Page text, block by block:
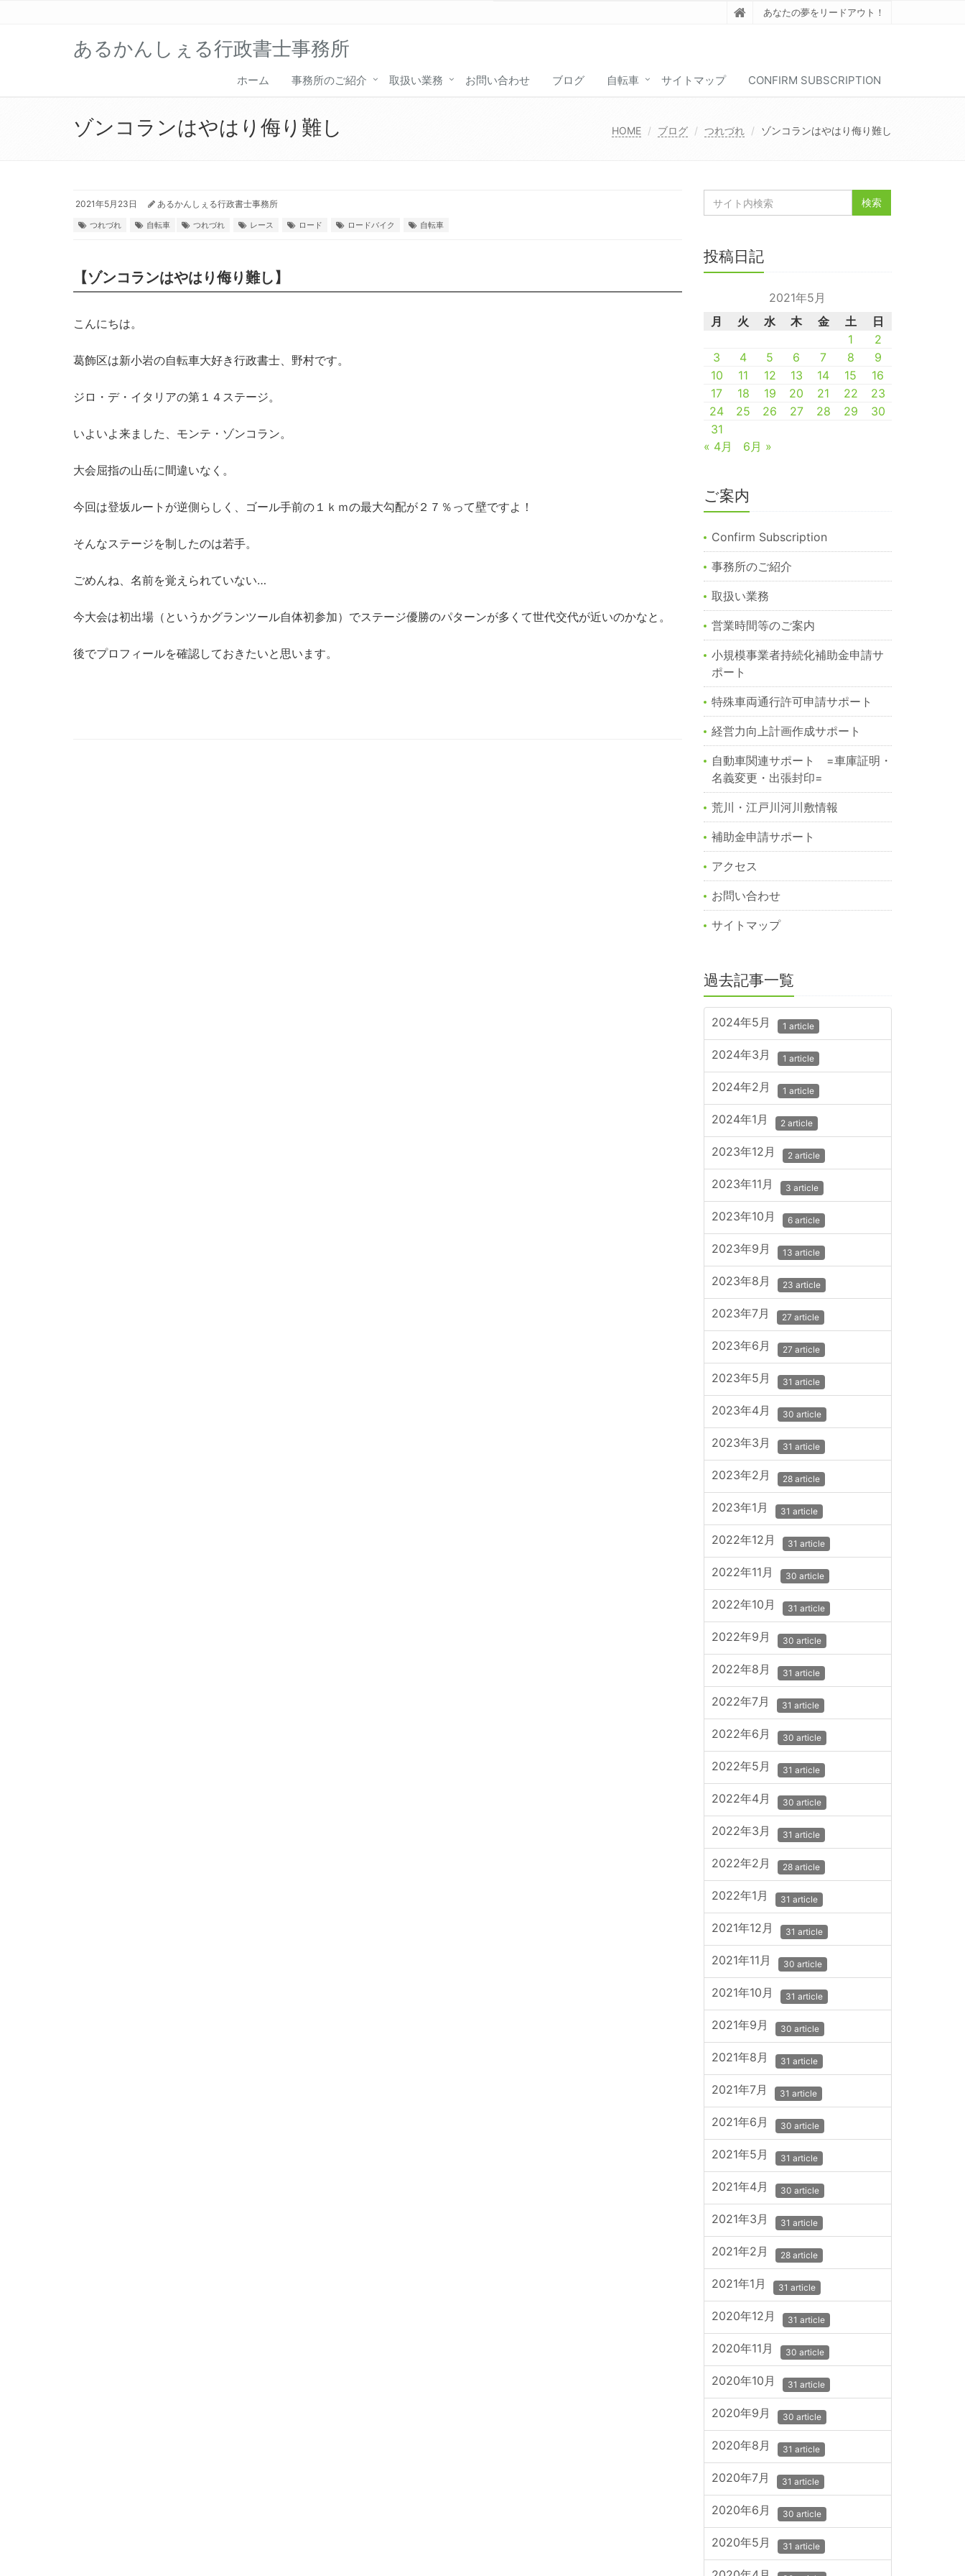
あなたの夢をリードアウト！
あるかんしぇる行政書士事務所
ホーム 事務所のご紹介 取扱い業務 お問い合わせ ブログ 自転車 サイトマップ CONFIRM SUBSCRIPTION
ゾンコランはやはり侮り難し HOME ブログ つれづれ ゾンコランはやはり侮り難し
2021年5月23日 あるかんしぇる行政書士事務所
つれづれ 自転車 つれづれ レース ロード ロードバイク 自転車
【ゾンコランはやはり侮り難し】
こんにちは。
葛飾区は新小岩の自転車大好き行政書士、野村です。
ジロ・デ・イタリアの第１４ステージ。
いよいよ来ました、モンテ・ゾンコラン。
大会屈指の山岳に間違いなく。
今回は登坂ルートが逆側らしく、ゴール手前の１ｋｍの最大勾配が２７％って壁ですよ！
そんなステージを制したのは若手。
ごめんね、名前を覚えられていない…
今大会は初出場（というかグランツール自体初参加）でステージ優勝のパターンが多くて世代交代が近いのかなと。
後でプロフィールを確認しておきたいと思います。
投稿日記
2021年5月
月
火 水 木 金 土
日
1
2
3
4 5 6 7 8
9
10
11 12 13 14 15
16
17
18 19 20 21 22
23
24
25 26 27 28 29
30
31
« 4月
6月 »
ご案内
Confirm Subscription
事務所のご紹介
取扱い業務
営業時間等のご案内
小規模事業者持続化補助金申請サ
ポート
特殊車両通行許可申請サポート
経営力向上計画作成サポート
自動車関連サポート =車庫証明・
名義変更・出張封印=
荒川・江戸川河川敷情報
補助金申請サポート
アクセス
お問い合わせ
サイトマップ
過去記事一覧
2024年5月 1 article
2024年3月 1 article
2024年2月 1 article
2024年1月 2 article
2023年12月 2 article
2023年11月 3 article
2023年10月 6 article
2023年9月 13 article
2023年8月 23 article
2023年7月 27 article
2023年6月 27 article
2023年5月 31 article
2023年4月 30 article
2023年3月 31 article
2023年2月 28 article
2023年1月 31 article
2022年12月 31 article
2022年11月 30 article
2022年10月 31 article
2022年9月 30 article
2022年8月 31 article
2022年7月 31 article
2022年6月 30 article
2022年5月 31 article
2022年4月 30 article
2022年3月 31 article
2022年2月 28 article
2022年1月 31 article
2021年12月 31 article
2021年11月 30 article
2021年10月 31 article
2021年9月 30 article
2021年8月 31 article
2021年7月 31 article
2021年6月 30 article
2021年5月 31 article
2021年4月 30 article
2021年3月 31 article
2021年2月 28 article
2021年1月 31 article
2020年12月 31 article
2020年11月 30 article
2020年10月 31 article
2020年9月 30 article
2020年8月 31 article
2020年7月 31 article
2020年6月 30 article
2020年5月 31 article